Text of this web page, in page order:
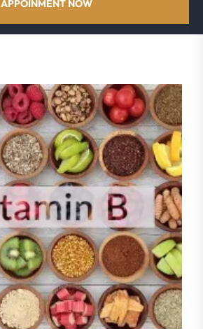
APPOINMENT NOW